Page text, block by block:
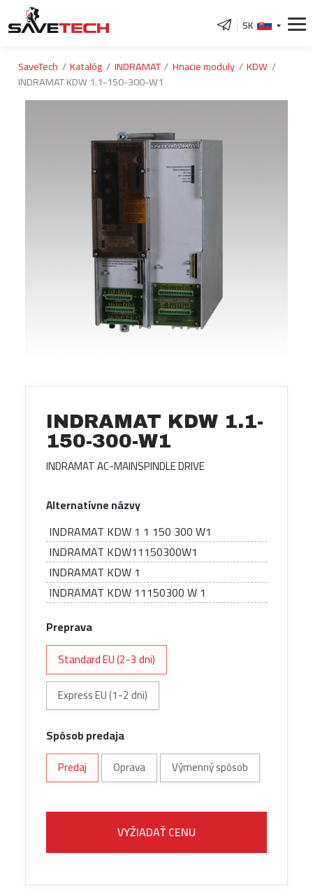
SK
SaveTech Katalóg INDRAMAT Hnacie moduly
KDW
INDRAMAT KDW 1.1-150-300-W1
INDRAMAT KDW 1.1-
150-300-W1
INDRAMAT AC-MAINSPINDLE DRIVE
Alternatívne názvy
INDRAMAT KDW 1 1 150 300 W1
INDRAMAT KDW11150300W1
INDRAMAT KDW 1
INDRAMAT KDW 11150300 W 1
Preprava
Standard EU (2-3 dni)
Express EU (1-2 dni)
Spôsob predaja
Predaj Oprava Výmenný spôsob
VYŽIADAŤ CENU